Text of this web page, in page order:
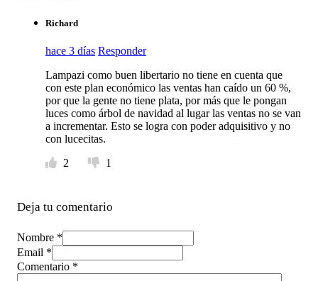
Richard
hace 3 días Responder
Lampazi como buen libertario no tiene en cuenta que
con este plan económico las ventas han caído un 60 %,
por que la gente no tiene plata, por más que le pongan
luces como árbol de navidad al lugar las ventas no se van
a incrementar. Esto se logra con poder adquisitivo y no
con lucecitas.
2
1
Deja tu comentario
Nombre *
Email *
Comentario *